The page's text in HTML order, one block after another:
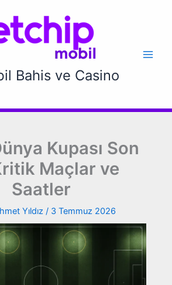
Bahis ve Casino
Kupası Son
Maçlar ve
Saatler
Yıldız / 3 Temmuz 2026